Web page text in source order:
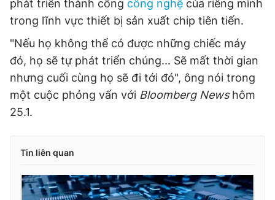
phát triển thành công công nghệ của riêng mình
trong lĩnh vực thiết bị sản xuất chip tiên tiến.
"Nếu họ không thể có được những chiếc máy
đó, họ sẽ tự phát triển chúng... Sẽ mất thời gian
nhưng cuối cùng họ sẽ đi tới đó", ông nói trong
một cuộc phỏng vấn với Bloomberg News hôm
25.1.
Tin liên quan